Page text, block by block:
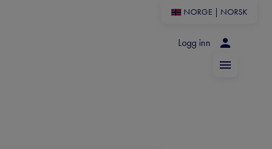
NORGE NORSK
Logg inn